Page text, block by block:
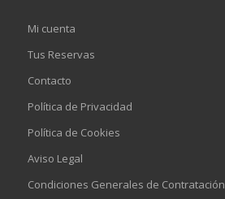
Mi cuenta
Tus Reservas
Contacto
Política de Privacidad
Política de Cookies
Aviso Legal
Condiciones Generales de Contratación